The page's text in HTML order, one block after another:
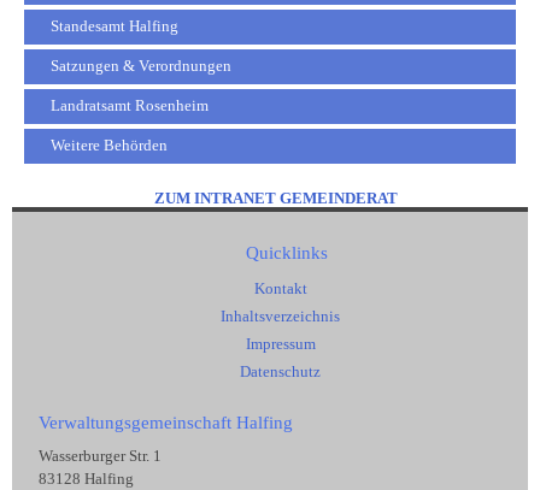
Standesamt Halfing
Satzungen & Verordnungen
Landratsamt Rosenheim
Weitere Behörden
ZUM INTRANET GEMEINDERAT
Quicklinks
Kontakt
Inhaltsverzeichnis
Impressum
Datenschutz
Verwaltungsgemeinschaft Halfing
Wasserburger Str. 1
83128 Halfing